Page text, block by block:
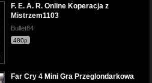
F. E. A. R. Online Koperacja z
Mistrzem1103
Bullet84
480p
Far Cry 4 Mini Gra Przeglondarkowa